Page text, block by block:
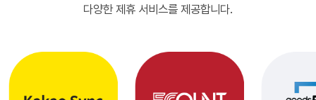
다양한 제휴 서비스를 제공합니다.